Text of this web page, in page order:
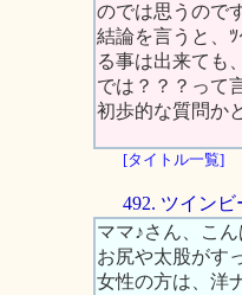
のでは思うので
結論を言うと、
る事は出来ても
では？？？って
初歩的な質問か
[タイトル一覧]
492. ツイン
ママ♪さん、こ
お尻や太股がす
女性の方は、洋